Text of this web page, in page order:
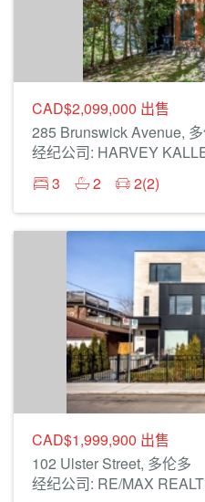
CAD$2,099,000 出售
285 Brunswick Avenue,
经纪公司: HARVEY
3
2 2(2)
CAD$1,999,900 出售
102 Ulster Street, 多伦多